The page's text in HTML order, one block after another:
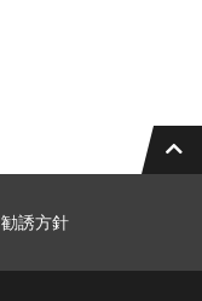
勧誘方針